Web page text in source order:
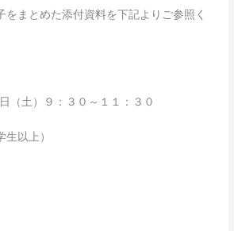
をまとめた添付資料を下記よりご参照く
（土）９：３０～１１：３０
生以上）